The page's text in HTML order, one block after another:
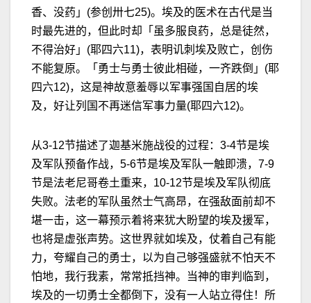
香、没药」(参创卅七25)。埃及的医术在古代是当
时最先进的，但此时却「虽多服良药，总是徒然，
不得治好」(耶四六11)，表明讥刺埃及败亡，创伤
不能复原。「勇士与勇士彼此相碰，一齐跌倒」(耶
四六12)，这是神故意羞辱以军事强国自居的埃
及，好让列国不再迷信军事力量(耶四六12)。
从3-12节描述了迦基米施战役的过程：3-4节是埃
及军队预备作战，5-6节是埃及军队一触即溃，7-9
节是法老尼哥卷土重来，10-12节是埃及军队彻底
失败。法老的军队虽然士气高昂，在强敌面前却不
堪一击，这一幕预示着将来犹大盼望的埃及援军，
也将是虚张声势。这世界就如埃及，仗着自己有能
力，夸耀自己的勇士，以为自己够强盛就不怕天不
怕地，我行我素，常常抵挡神。当神的审判临到，
埃及的一切勇士全都倒下，没有一人站立得住！所